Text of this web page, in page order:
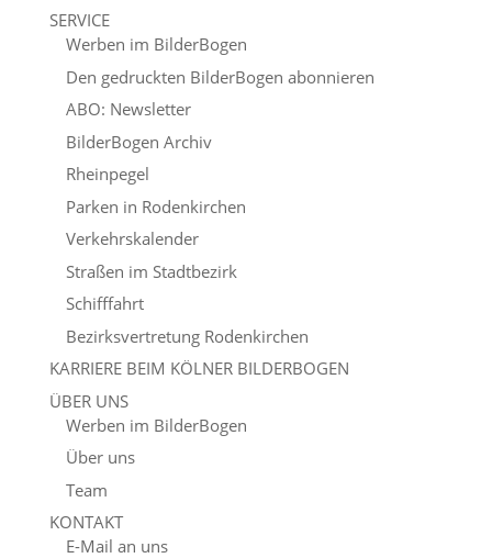
SERVICE
Werben im BilderBogen
Den gedruckten BilderBogen abonnieren
ABO: Newsletter
BilderBogen Archiv
Rheinpegel
Parken in Rodenkirchen
Verkehrskalender
Straßen im Stadtbezirk
Schifffahrt
Bezirksvertretung Rodenkirchen
KARRIERE BEIM KÖLNER BILDERBOGEN
ÜBER UNS
Werben im BilderBogen
Über uns
Team
KONTAKT
E-Mail an uns